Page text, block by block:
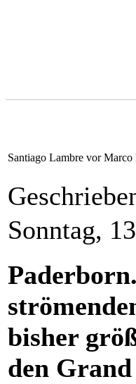
Santiago Lambre vor Marco
Sonntag,
bisher
den